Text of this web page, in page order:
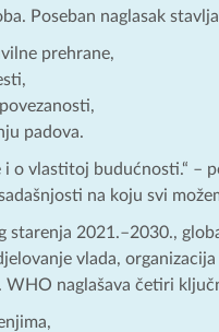
Poseban naglasak
prehrane,
padova.
o vlastitoj budućnosti.“ –
na koju svi
starenja 2021.–2030.,
vlada,
naglašava četiri